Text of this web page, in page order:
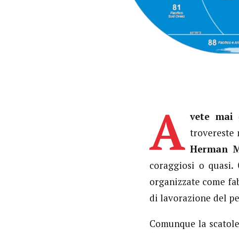
A vete mai
trovereste
Herman
coraggiosi o
organizzate come
di lavorazione del
Comunque la